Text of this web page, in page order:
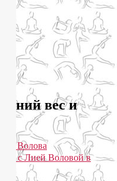
вес и
Лия Волова
с Лией Воловой в